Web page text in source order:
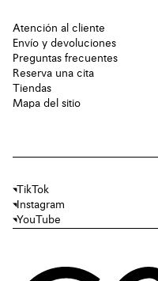
Atención al cliente
Envío y devoluciones
Preguntas frecuentes
Reserva una cita
Tiendas
Mapa del sitio
TikTok
Instagram
YouTube